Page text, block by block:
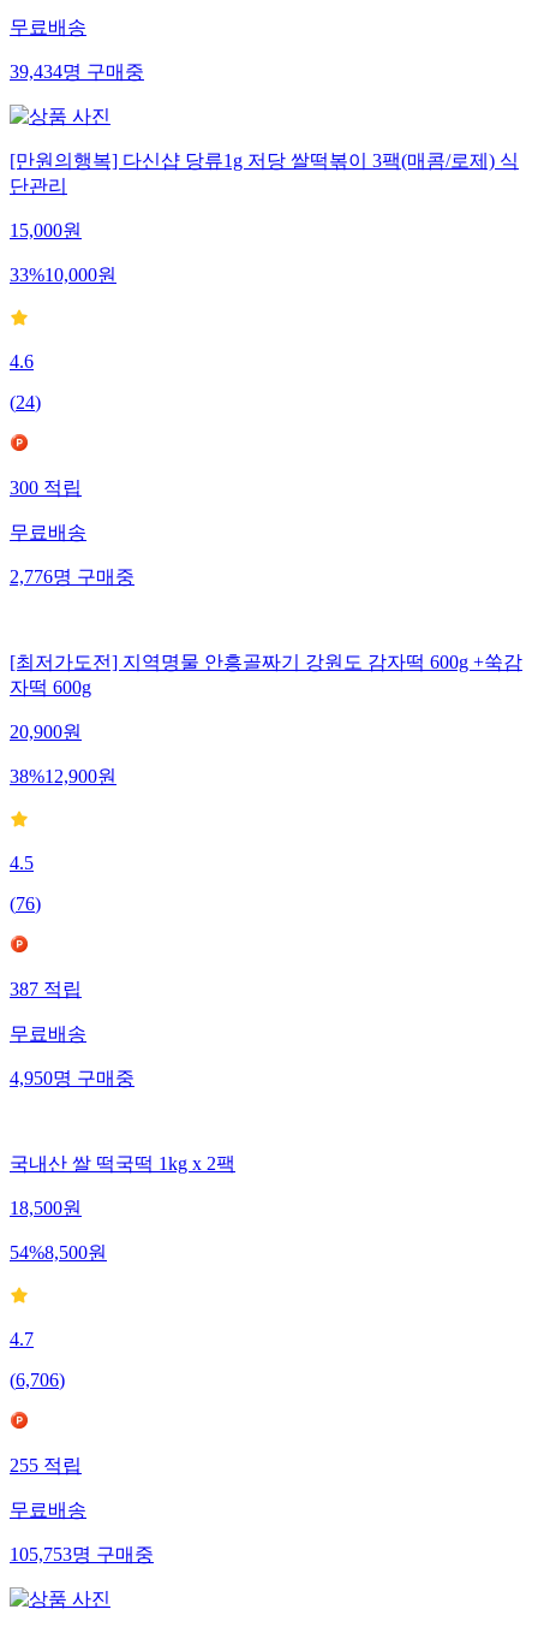
무료배송
39,434명 구매중
[만원의행복] 다신샵 당류1g 저당 쌀떡볶이 3팩(매콤/로제) 식
단관리
15,000원
33%10,000원
4.6
(24)
300 적립
무료배송
2,776명 구매중
[최저가도전] 지역명물 안흥골짜기 강원도 감자떡 600g +쑥감
자떡 600g
20,900원
38%12,900원
4.5
(76)
387적립
무료배송
4,950명구매중
국내산 쌀 떡국떡 1kg x 2팩
18,500원
54%8,500원
4.7
(6,706)
255적립
무료배송
105,753명구매중